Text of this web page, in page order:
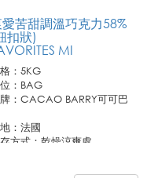
愛苦甜調溫巧克力58%
扣狀)
MI
：5KG
：BAG
：CACAO BARRY可可巴
：法國
方式：乾燥涼爽處